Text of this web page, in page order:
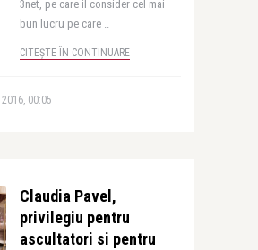
3net, pe care il consider cel mai
bun lucru pe care ..
CITEȘTE ÎN CONTINUARE
00:05
Claudia Pavel,
privilegiu pentru
ascultatori si pentru